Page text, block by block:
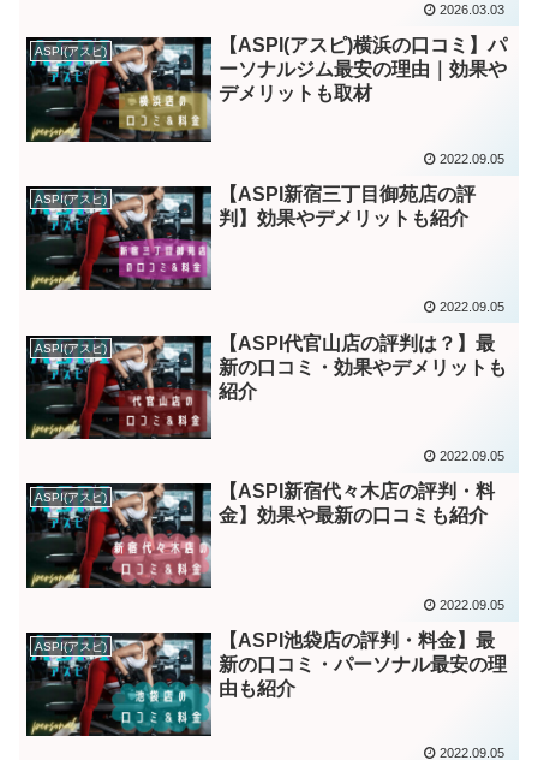
2026.03.03
ASPI(アスピ)
【ASPI(アスピ)横浜の口コミ】パ
ーソナルジム最安の理由｜効果や
デメリットも取材
2022.09.05
ASPI(アスピ)
【ASPI新宿三丁目御苑店の評
判】効果やデメリットも紹介
2022.09.05
ASPI(アスピ)
【ASPI代官山店の評判は？】最
新の口コミ・効果やデメリットも
紹介
2022.09.05
ASPI(アスピ)
【ASPI新宿代々木店の評判・料
金】効果や最新の口コミも紹介
2022.09.05
ASPI(アスピ)
【ASPI池袋店の評判・料金】最
新の口コミ・パーソナル最安の理
由も紹介
2022.09.05